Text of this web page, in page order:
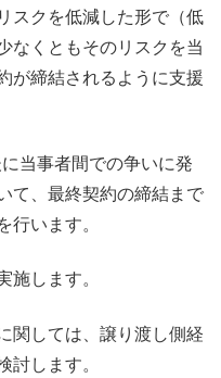
スクを低減した形で（低
なくともそのリスクを当
が締結されるように支援
当事者間での争いに発
て、最終契約の締結まで
行います。
施します。
関しては、譲り渡し側経
討します。